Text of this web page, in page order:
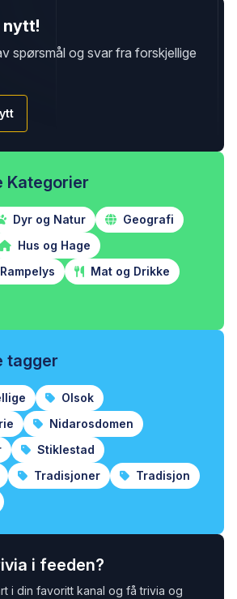
spørsmål og svar fra forskjellige
Kategorier
Dyr og Natur
Geografi
Hus og Hage
Mat og Drikke
tagger
Olsok
Nidarosdomen
Stiklestad
Tradisjoner
Tradisjon
i feeden?
i din favoritt kanal og få trivia og